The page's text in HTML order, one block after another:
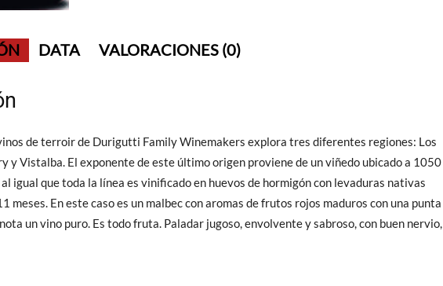
DATA VALORACIONES (0)
de terroir de Durigutti Family Winemakers explora tres diferentes regiones: Los
y Vistalba. El exponente de este último origen proviene de un viñedo ubicado a 1050
igual que toda la línea es vinificado en huevos de hormigón con levaduras nativas
meses. En este caso es un malbec con aromas de frutos rojos maduros con una punta
un vino puro. Es todo fruta. Paladar jugoso, envolvente y sabroso, con buen nervio,